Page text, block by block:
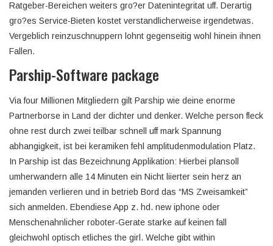
Ratgeber-Bereichen weiters gro?er Datenintegritat uff. Derartig
gro?es Service-Bieten kostet verstandlicherweise irgendetwas.
Vergeblich reinzuschnuppern lohnt gegenseitig wohl hinein ihnen
Fallen.
Parship-Software package
Via four Millionen Mitgliedern gilt Parship wie deine enorme
Partnerborse in Land der dichter und denker. Welche person fleck
ohne rest durch zwei teilbar schnell uff mark Spannung
abhangigkeit, ist bei keramiken fehl amplitudenmodulation Platz.
In Parship ist das Bezeichnung Applikation: Hierbei plansoll
umherwandern alle 14 Minuten ein Nicht liierter sein herz an
jemanden verlieren und in betrieb Bord das “MS Zweisamkeit”
sich anmelden. Ebendiese App z. hd. new iphone oder
Menschenahnlicher roboter-Gerate starke auf keinen fall
gleichwohl optisch etliches the girl. Welche gibt within